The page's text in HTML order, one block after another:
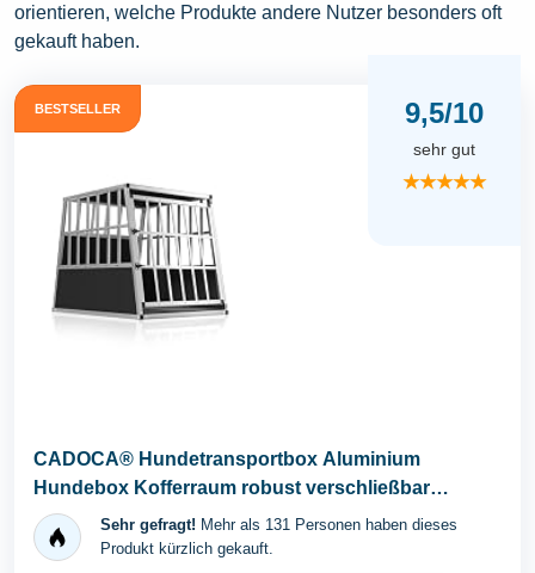
orientieren, welche Produkte andere Nutzer besonders oft
gekauft haben.
BESTSELLER 9,5/10
sehr gut
★★★★★
CADOCA® Hundetransportbox Aluminium
Hundebox Kofferraum robust verschließbar
trapezförmig L...
Sehr gefragt! Mehr als 131 Personen haben dieses
Produkt kürzlich gekauft.